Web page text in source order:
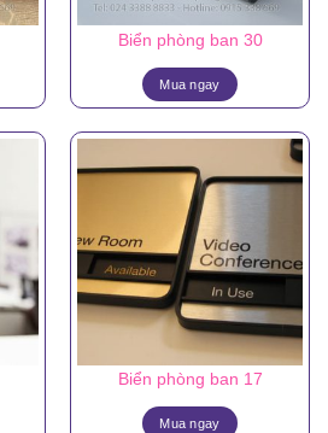
Biển phòng ban 30
Mua ngay
Biển phòng ban 17
Mua ngay